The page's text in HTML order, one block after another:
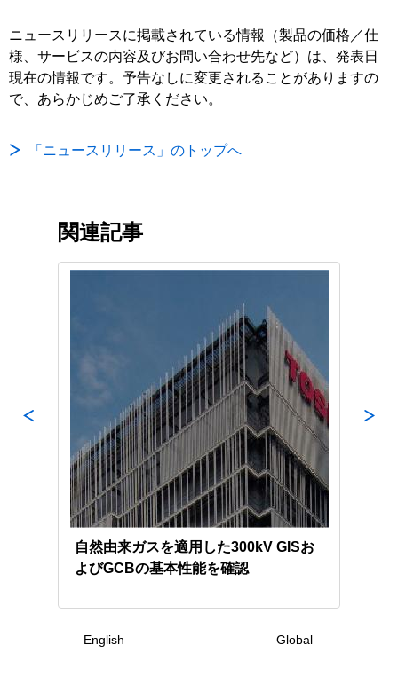
ニュースリリースに掲載されている情報（製品の価格／仕
様、サービスの内容及びお問い合わせ先など）は、発表日
現在の情報です。予告なしに変更されることがありますの
で、あらかじめご了承ください。
「ニュースリリース」のトップへ
関連記事
自然由来ガスを適用した300kV GISお
よびGCBの基本性能を確認
English Global